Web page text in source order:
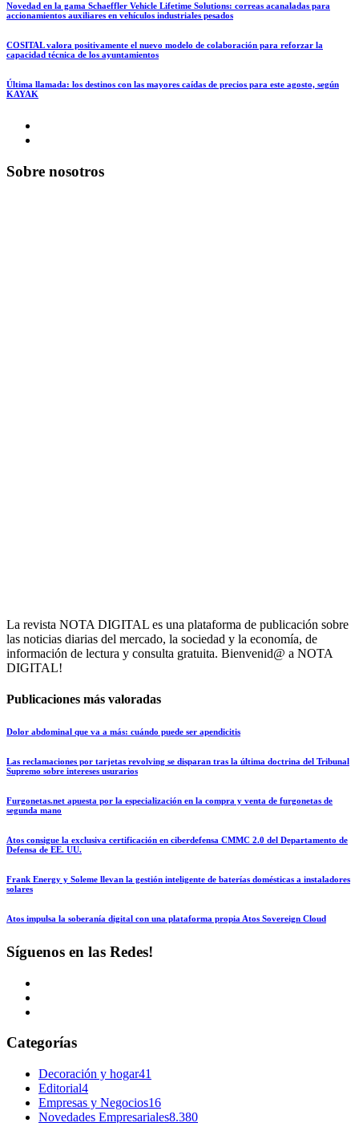
Novedad en la gama Schaeffler Vehicle Lifetime Solutions: correas acanaladas para
accionamientos auxiliares en vehículos industriales pesados
COSITAL valora positivamente el nuevo modelo de colaboración para reforzar la
capacidad técnica de los ayuntamientos
Última llamada: los destinos con las mayores caídas de precios para este agosto, según
KAYAK
Sobre nosotros
La revista NOTA DIGITAL es una plataforma de publicación sobre
las noticias diarias del mercado, la sociedad y la economía, de
información de lectura y consulta gratuita. Bienvenid@ a NOTA
DIGITAL!
Publicaciones más valoradas
Dolor abdominal que va a más: cuándo puede ser apendicitis
Las reclamaciones por tarjetas revolving se disparan tras la última doctrina del Tribunal
Supremo sobre intereses usurarios
Furgonetas.net apuesta por la especialización en la compra y venta de furgonetas de
segunda mano
Atos consigue la exclusiva certificación en ciberdefensa CMMC 2.0 del Departamento de
Defensa de EE. UU.
Frank Energy y Soleme llevan la gestión inteligente de baterías domésticas a instaladores
solares
Atos impulsa la soberanía digital con una plataforma propia Atos Sovereign Cloud
Síguenos en las Redes!
Categorías
Decoración y hogar41
Editorial4
Empresas y Negocios16
Novedades Empresariales8.380